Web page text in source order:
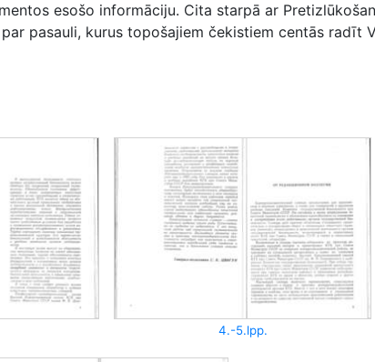
esošo informāciju. Cita starpā ar
pasauli, kurus topošajiem čekistiem centās radīt
4.-5.lpp.